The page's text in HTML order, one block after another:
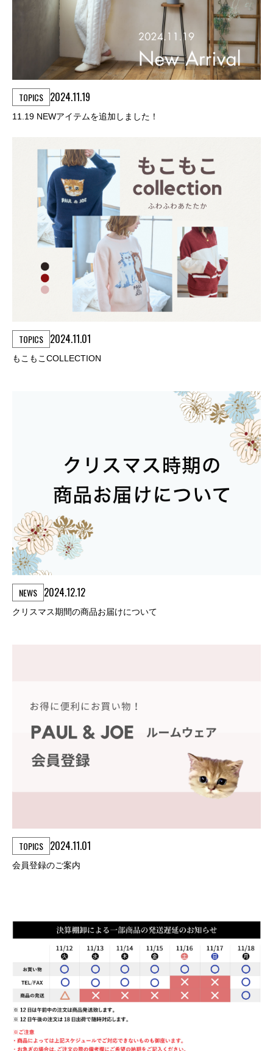
TOPICS 2024.11.19
11.19 NEWアイテムを追加しました！
TOPICS 2024.11.01
もこもこCOLLECTION
NEWS 2024.12.12
クリスマス期間の商品お届けについて
TOPICS 2024.11.01
会員登録のご案内